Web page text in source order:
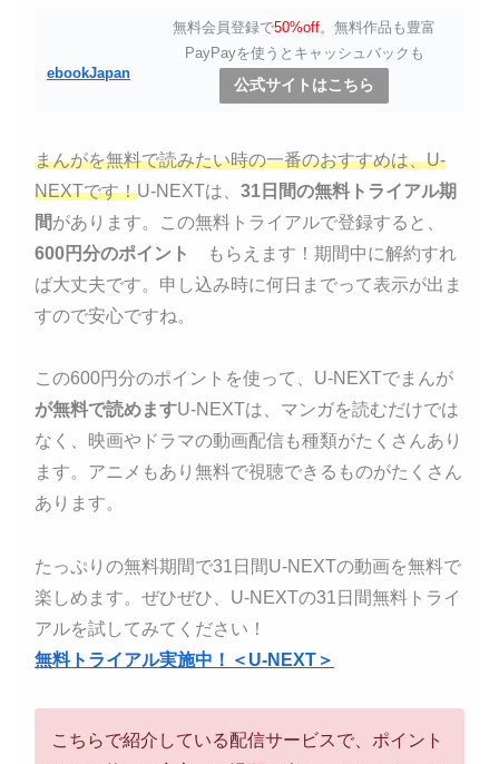
ebookJapan
無料会員登録で50%off。無料作品も豊富
PayPayを使うとキャッシュバックも
公式サイトはこちら
まんがを無料で読みたい時の一番のおすすめは、U-
NEXTです！U-NEXTは、 31日間の無料トライアル期
間があります。この無料トライアルで登録すると、
600円分のポイント
もらえます！期間中に解約すれ
ば大丈夫です。申し込み時に何日までって表示が出ま
すので安心ですね。
この600円分のポイントを使って、U-NEXTでまんが
が無料で読めますU-NEXTは、マンガを読むだけでは
なく、映画やドラマの動画配信も種類がたくさんあり
ます。アニメもあり無料で視聴できるものがたくさん
あります。
たっぷりの無料期間で31日間U-NEXTの動画を無料で
楽しめます。ぜひぜひ、U-NEXTの31日間無料トライ
アルを試してみてください！
無料トライアル実施中！＜U-NEXT＞
こちらで紹介している配信サービスで、ポイント